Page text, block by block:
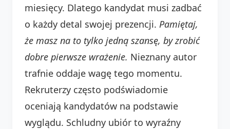
miesięcy. Dlatego kandydat musi zadbać
o każdy detal swojej prezencji. Pamiętaj,
że masz na to tylko jedną szansę, by zrobić
dobre pierwsze wrażenie. Nieznany autor
trafnie oddaje wagę tego momentu.
Rekruterzy często podświadomie
oceniają kandydatów na podstawie
wyglądu. Schludny ubiór to wyraźny